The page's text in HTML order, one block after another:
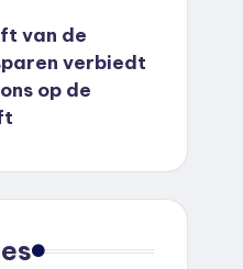
van de
verbiedt
op de